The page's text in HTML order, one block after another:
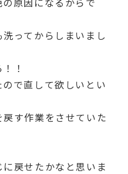
ってからしまいまし
！
で直して欲しいとい
す作業をさせていた
戻せたかなと思いま